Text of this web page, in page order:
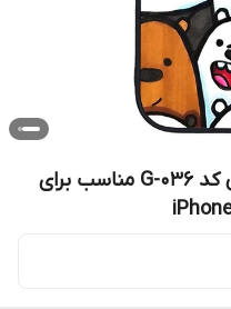
کاور طرح خرس های کله فندقی کد G-036 مناسب برای